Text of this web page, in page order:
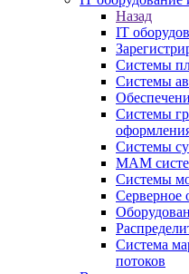
Назад
IT
Системы
Системы
Системы
Системы
MAM
Системы
Серверное
Система
потоков